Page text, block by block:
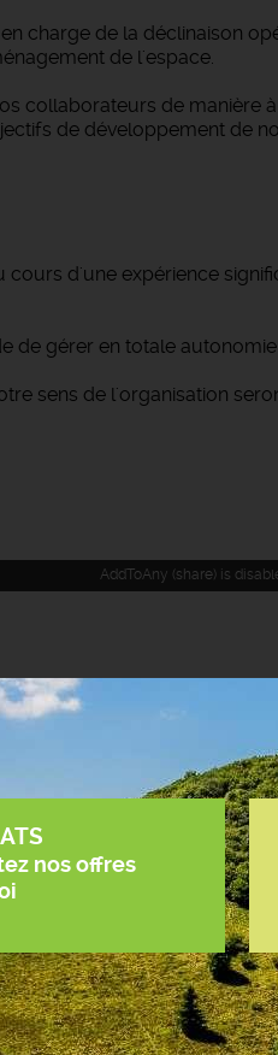
charge de la déclinaison
de l'espace.
collaborateurs de
de développement de
d'une expérience
de gérer en totale
sens de l'organisation
AddToAny (share) is
nos offres